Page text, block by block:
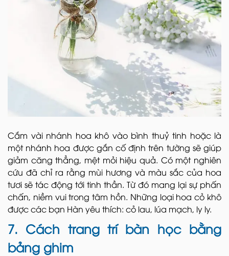
Cắm vài nhánh hoa khô vào bình thuỷ tinh hoặc là
một nhánh hoa được gắn cố định trên tường sẽ giúp
giảm căng thẳng, mệt mỏi hiệu quả. Có một nghiên
cứu đã chỉ ra rằng mùi hương và màu sắc của hoa
tươi sẽ tác động tới tinh thần. Từ đó mang lại sự phấn
chấn, niềm vui trong tâm hồn. Những loại hoa cỏ khô
được các bạn Hàn yêu thích: cỏ lau, lúa mạch, ly ly.
7. Cách trang trí bàn học bằng
bảng ghim